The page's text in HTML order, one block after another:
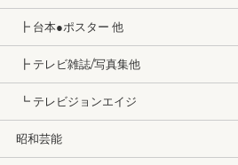
┣ 台本●ポスター 他
┣ テレビ雑誌/写真集他
┗ テレビジョンエイジ
昭和芸能